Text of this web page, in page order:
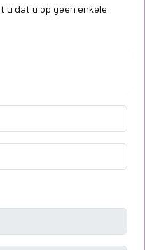
u dat u op geen enkele